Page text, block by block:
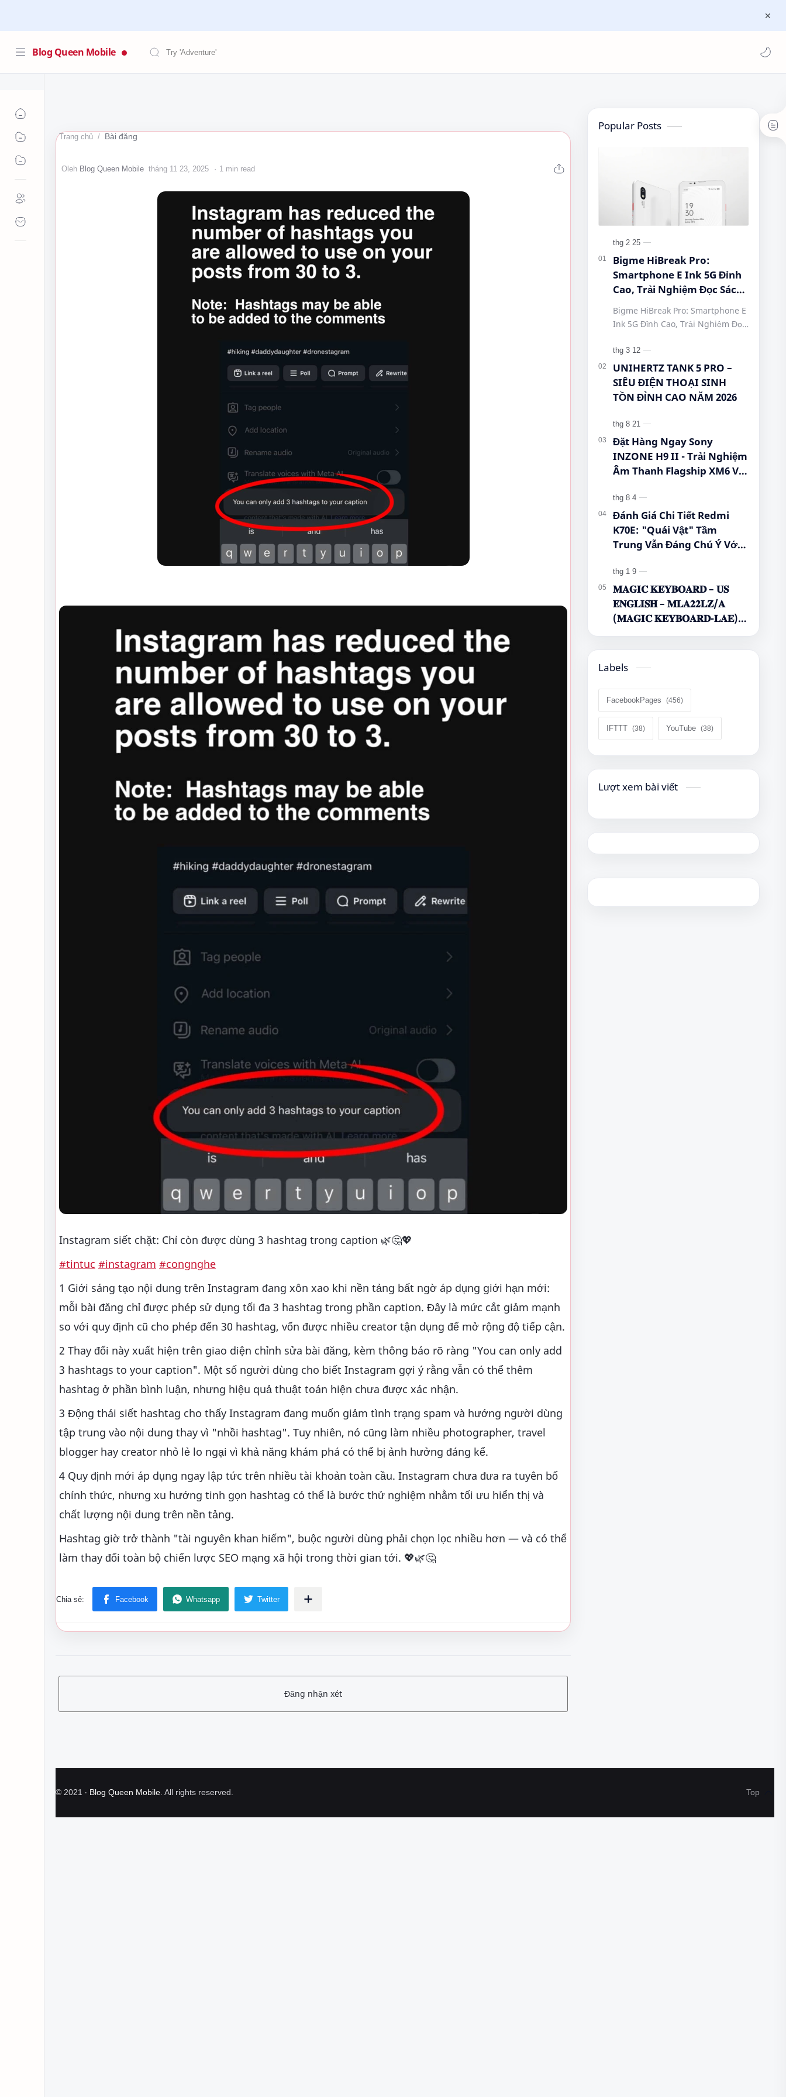
Blog Queen Mobile
Trang chủ Bài đăng
1 min read
Instagram siết chặt: Chỉ còn được dùng 3 hashtag trong caption 🌿🤔💖
#tintuc #instagram #congnghe
1 Giới sáng tạo nội dung trên Instagram đang xôn xao khi nền tảng bất ngờ áp dụng giới hạn mới:
mỗi bài đăng chỉ được phép sử dụng tối đa 3 hashtag trong phần caption. Đây là mức cắt giảm mạnh
so với quy định cũ cho phép đến 30 hashtag, vốn được nhiều creator tận dụng để mở rộng độ tiếp cận.
2 Thay đổi này xuất hiện trên giao diện chỉnh sửa bài đăng, kèm thông báo rõ ràng "You can only add
3 hashtags to your caption". Một số người dùng cho biết Instagram gợi ý rằng vẫn có thể thêm
hashtag ở phần bình luận, nhưng hiệu quả thuật toán hiện chưa được xác nhận.
3 Động thái siết hashtag cho thấy Instagram đang muốn giảm tình trạng spam và hướng người dùng
tập trung vào nội dung thay vì "nhồi hashtag". Tuy nhiên, nó cũng làm nhiều photographer, travel
blogger hay creator nhỏ lẻ lo ngại vì khả năng khám phá có thể bị ảnh hưởng đáng kể.
4 Quy định mới áp dụng ngay lập tức trên nhiều tài khoản toàn cầu. Instagram chưa đưa ra tuyên bố
chính thức, nhưng xu hướng tinh gọn hashtag có thể là bước thử nghiệm nhằm tối ưu hiển thị và
chất lượng nội dung trên nền tảng.
Hashtag giờ trở thành "tài nguyên khan hiếm", buộc người dùng phải chọn lọc nhiều hơn — và có thể
làm thay đổi toàn bộ chiến lược SEO mạng xã hội trong thời gian tới. 💖🌿🤔
Đăng nhận xét
Popular Posts
Bigme HiBreak Pro:
Smartphone E Ink 5G Đỉnh
Cao, Trải Nghiệm Đọc Sách
Mobile! #BigmeHiBreakPro
#SmartphoneEInk
#QueenMobile
#HiBreakPro5G
#DienThoaiDocSach
#CongNgheMoi
#EInkPhone
#5GSmartphone
Bigme HiBreak Pro: Smartphone E
Ink 5G Đỉnh Cao, Trải Nghiệm Đọc
#BigmeHiBreakPro
#SmartphoneEInk #QueenMobile
#Hi…
UNIHERTZ TANK 5 PRO –
SIÊU ĐIỆN THOẠI SINH
TỒN ĐỈNH CAO NĂM 2026
Đặt Hàng Ngay Sony
INZONE H9 II - Trải Nghiệm
Âm Thanh Flagship XM6 Với
Đánh Giá Chi Tiết Redmi
K70E: "Quái Vật" Tầm
Trung Vẫn Đáng Chú Ý Với
Hình 1.5K Và Pin 5.500 mAh
𝐌𝐀𝐆𝐈𝐂 𝐊𝐄𝐘𝐁𝐎𝐀𝐑𝐃 – 𝐔𝐒
𝐄𝐍𝐆𝐋𝐈𝐒𝐇 – 𝐌𝐋𝐀𝟐𝟐𝐋𝐙/𝐀
(𝐌𝐀𝐆𝐈𝐂 𝐊𝐄𝐘𝐁𝐎𝐀𝐑𝐃-𝐋𝐀𝐄)
Labels
FacebookPages
IFTTT YouTube
Lượt xem bài viết
© 2021 ‧ Blog Queen Mobile. All rights reserved.